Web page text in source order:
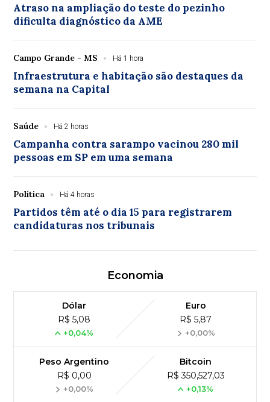
Atraso na ampliação do teste do pezinho
dificulta diagnóstico da AME
Campo Grande - MS Há 1 hora
Infraestrutura e habitação são destaques da
semana na Capital
Saúde Há 2 horas
Campanha contra sarampo vacinou 280 mil
pessoas em SP em uma semana
Política Há 4 horas
Partidos têm até o dia 15 para registrarem
candidaturas nos tribunais
Economia
Dólar
R$ 5,08
+0,04%
Euro
R$ 5,87
+0,00%
Peso Argentino
R$ 0,00
+0,00%
Bitcoin
R$ 350,527,03
+0,13%